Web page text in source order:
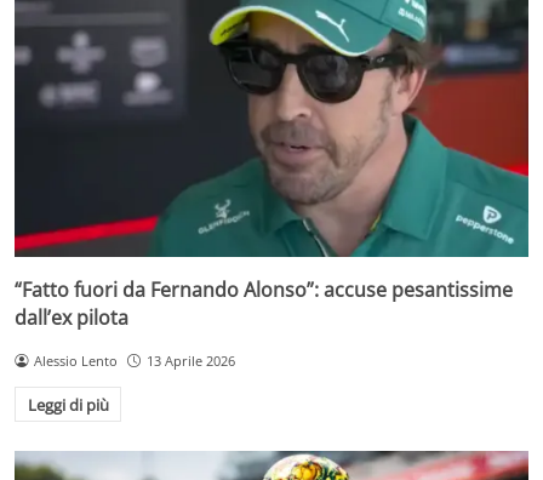
“Fatto fuori da Fernando Alonso”: accuse pesantissime
dall’ex pilota
Alessio Lento 13 Aprile 2026
Leggi di più